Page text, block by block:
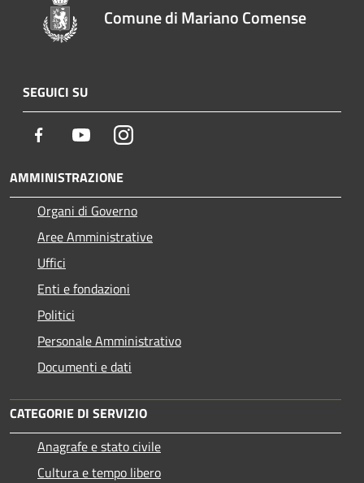
Comune di Mariano Comense
SEGUICI SU
Facebook YoutubeInstagram
AMMINISTRAZIONE
Organi di Governo
Aree Amministrative
Uffici
Enti e fondazioni
Politici
Personale Amministrativo
Documenti e dati
CATEGORIE DI SERVIZIO
Anagrafe e stato civile
Cultura e tempo libero